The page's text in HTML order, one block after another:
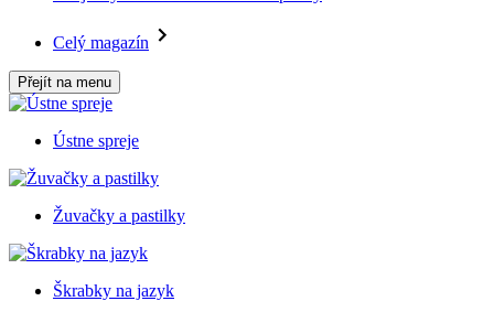
Celý magazín
Přejít na menu
Ústne spreje
Žuvačky a pastilky
Škrabky na jazyk